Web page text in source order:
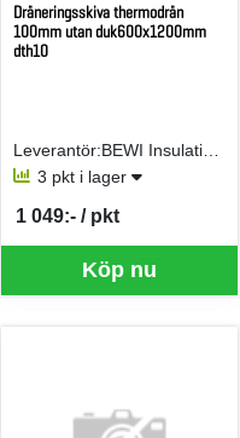
Dräneringsskiva thermodrän
100mm utan duk600x1200mm
dth10
Leverantör:BEWI Insulation AB (Jackon AB)
3 pkt i lager
Köp nu
1 049:- / pkt
SEK per PKT